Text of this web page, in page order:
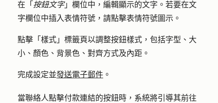
在「 按鈕文字」欄位中，編輯顯示的文字 。若要在文
字欄位中插入表情符號，請點擊表情符號圖示 。
點擊「 樣式 」標籤頁以調整按鈕樣式，包括字型、大
小、顏色、背景色、對齊方式及內距。
完成設定並發送電子郵件 。
當聯絡人點擊付款連結的按鈕時，系統將引導其前往